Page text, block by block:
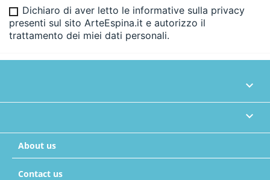
Dichiaro di aver letto le informative sulla privacy
presenti sul sito ArteEspina.it e autorizzo il
trattamento dei miei dati personali.


About us
Contact us